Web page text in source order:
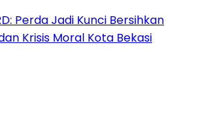
Perda Jadi Kunci Bersihkan
Krisis Moral Kota Bekasi